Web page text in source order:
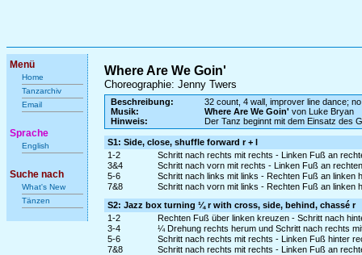
Menü
Home
Tanzarchiv
Email
Sprache
English
Suche nach
What's New
Tänzen
Where Are We Goin'
Choreographie: Jenny Twers
Beschreibung:
32 count, 4 wall, improver line dance;
Musik:
Where Are We Goin' von Luke Bryan
Hinweis:
Der Tanz beginnt mit dem Einsatz des
S1: Side, close, shuffle forward r + l
1-2
Schritt nach rechts mit rechts - Linken Fuß an
3&4
Schritt nach vorn mit rechts - Linken Fuß an
5-6
Schritt nach links mit links - Rechten Fuß an linken
7&8
Schritt nach vorn mit links - Rechten Fuß an linken
S2: Jazz box turning ¼ r with cross, side, behind, chassé r
1-2
Rechten Fuß über linken kreuzen - Schritt nach
3-4
¼ Drehung rechts herum und Schritt nach rechts
5-6
Schritt nach rechts mit rechts - Linken Fuß hinter
7&8
Schritt nach rechts mit rechts - Linken Fuß an